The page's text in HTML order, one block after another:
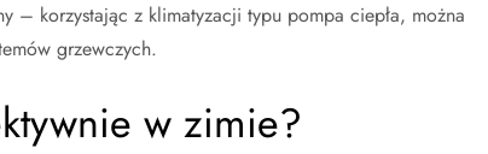
– korzystając z klimatyzacji typu pompa ciepła, można
grzewczych.
w zimie?